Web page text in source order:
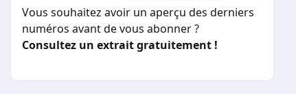
Vous souhaitez avoir un aperçu des derniers
numéros avant de vous abonner ?
Consultez un extrait gratuitement !